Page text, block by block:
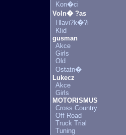
Kon�ci
Voln� ?as
Hlavi?k�?i
Klid
gusman
Akce
Girls
Old
Ostatn�
Lukecz
Akce
Girls
MOTORISMUS
Cross Country
Off Road
Truck Trial
Tuning